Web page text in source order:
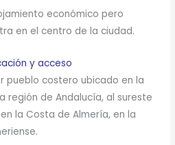
económico pero
en el centro de la ciudad.
y acceso
pueblo costero ubicado en la
región de Andalucía, al sureste
la Costa de Almería, en la